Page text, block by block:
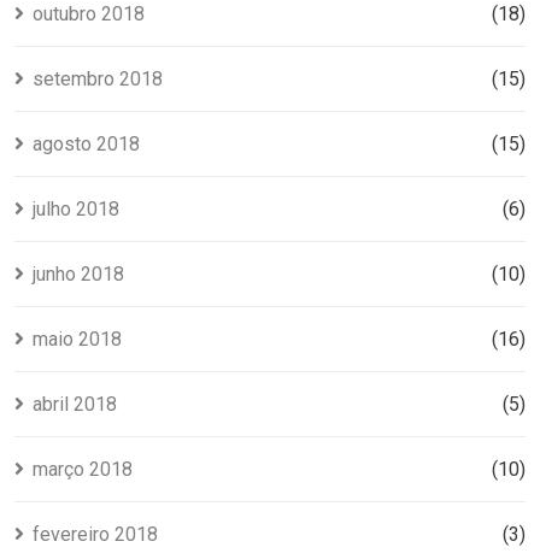
outubro 2018 (18)
setembro 2018 (15)
agosto 2018 (15)
julho 2018 (6)
junho 2018 (10)
maio 2018 (16)
abril 2018 (5)
março 2018 (10)
fevereiro 2018 (3)